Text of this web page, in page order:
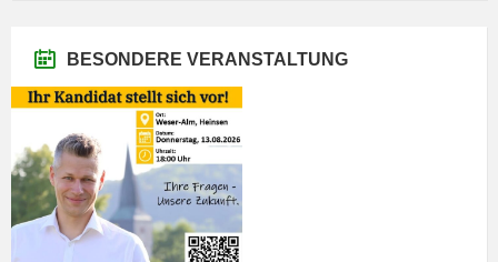
BESONDERE VERANSTALTUNG